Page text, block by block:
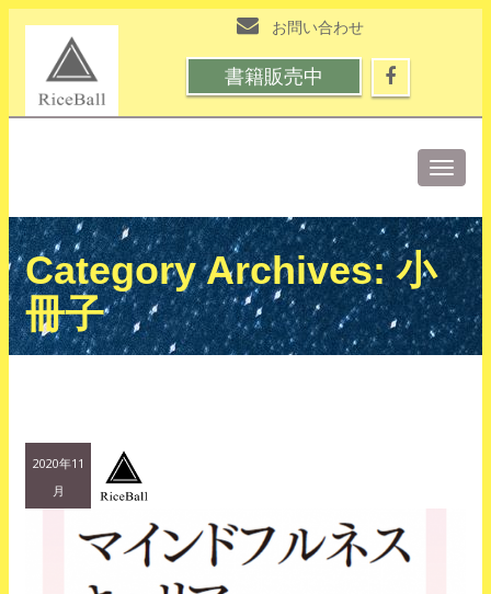
お問い合わせ
書籍販売中
Toggle
Category Archives:小
冊子
2020年11
月